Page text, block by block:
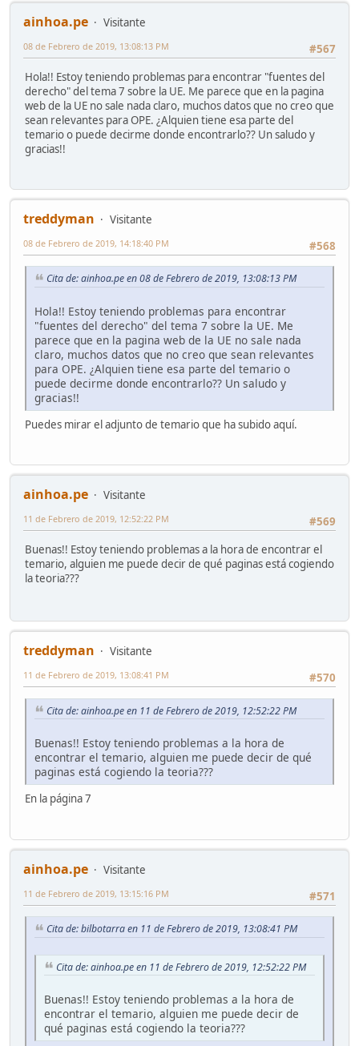
ainhoa.pe
Visitante
#567
08 de Febrero de 2019, 13:08:13 PM
Hola!! Estoy teniendo problemas para encontrar "fuentes del
derecho" del tema 7 sobre la UE. Me parece que en la pagina
web de la UE no sale nada claro, muchos datos que no creo que
sean relevantes para OPE. ¿Alquien tiene esa parte del
temario o puede decirme donde encontrarlo?? Un saludo y
gracias!!
treddyman
Visitante
#568
08 de Febrero de 2019, 14:18:40 PM
Cita de: ainhoa.pe en 08 de Febrero de 2019, 13:08:13 PM
Hola!! Estoy teniendo problemas para encontrar
"fuentes del derecho" del tema 7 sobre la UE. Me
parece que en la pagina web de la UE no sale nada
claro, muchos datos que no creo que sean relevantes
para OPE. ¿Alquien tiene esa parte del temario o
puede decirme donde encontrarlo?? Un saludo y
gracias!!
Puedes mirar el adjunto de temario que ha subido aquí.
ainhoa.pe
Visitante
#569
11 de Febrero de 2019, 12:52:22 PM
Buenas!! Estoy teniendo problemas a la hora de encontrar el
temario, alguien me puede decir de qué paginas está cogiendo
la teoria???
treddyman
Visitante
#570
11 de Febrero de 2019, 13:08:41 PM
Cita de: ainhoa.pe en 11 de Febrero de 2019, 12:52:22 PM
Buenas!! Estoy teniendo problemas a la hora de
encontrar el temario, alguien me puede decir de qué
paginas está cogiendo la teoria???
En la página 7
ainhoa.pe
Visitante
#571
11 de Febrero de 2019, 13:15:16 PM
Cita de: bilbotarra en 11 de Febrero de 2019, 13:08:41 PM
Cita de: ainhoa.pe en 11 de Febrero de 2019, 12:52:22 PM
Buenas!! Estoy teniendo problemas a la hora de
encontrar el temario, alguien me puede decir de
qué paginas está cogiendo la teoria???